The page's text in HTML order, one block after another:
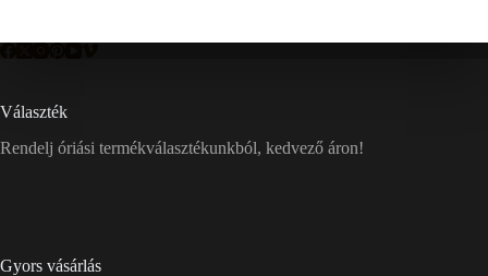
Választék
Rendelj óriási termékválasztékunkból, kedvező áron!
Gyors vásárlás